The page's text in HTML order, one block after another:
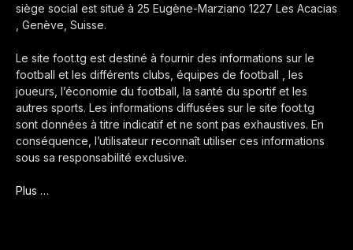
siège social est situé à 25 Eugène-Marziano 1227 Les Acacias
, Genève, Suisse.
Le site foot.tg est destiné à fournir des informations sur le
football et les différents clubs, équipes de football , les
joueurs, l’économie du football, la santé du sportif et les
autres sports. Les informations diffusées sur le site foot.tg
sont données à titre indicatif et ne sont pas exhaustives. En
conséquence, l’utilisateur reconnaît utiliser ces informations
sous sa responsabilité exclusive.
Plus …